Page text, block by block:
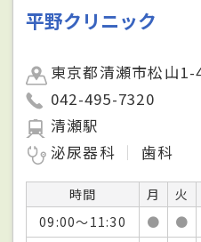
平野クリニック
東京都清瀬市松山
042-495-7320
清瀬駅
泌尿器科
歯科
時間 月 火
09:00～11:30
● ●